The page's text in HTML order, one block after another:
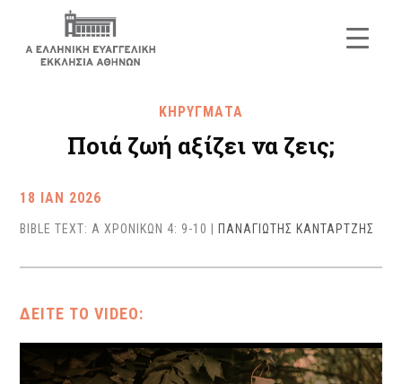
ΚΗΡΥΓΜΑΤΑ
Ποιά ζωή αξίζει να ζεις;
18 ΙΑΝ 2026
BIBLE TEXT: Α ΧΡΟΝΙΚΩΝ 4: 9-10 ΠΑΝΑΓΙΩΤΗΣ ΚΑΝΤΑΡΤΖΗΣ